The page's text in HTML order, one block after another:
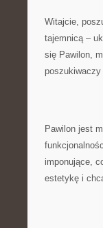
Witajcie,
tajemnicą –
​się Pawilon,
poszukiwaczy
Pawilon jest
imponujące,‌
estetykę i